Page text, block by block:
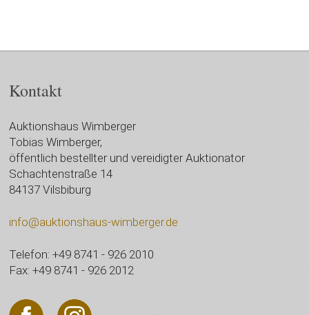
Kontakt
Auktionshaus Wimberger
Tobias Wimberger,
öffentlich bestellter und vereidigter Auktionator
Schachtenstraße 14
84137 Vilsbiburg
info@auktionshaus-wimberger.de
Telefon: +49 8741 - 926 2010
Fax: +49 8741 - 926 2012